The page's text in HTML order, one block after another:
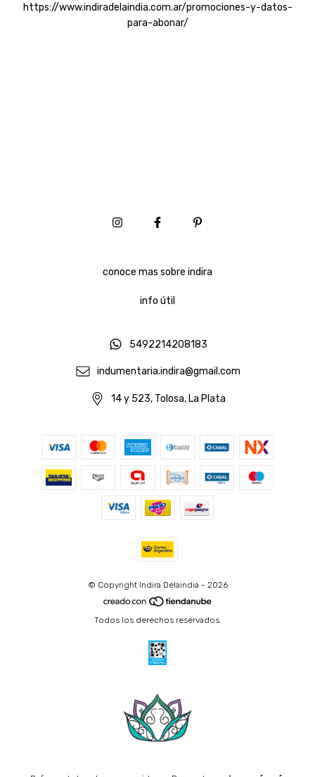
https://www.indiradelaindia.com.ar/promociones-y-datos-
para-abonar/
conoce mas sobre indira
info útil
5492214208183
indumentaria.indira@gmail.com
14 y 523, Tolosa, La Plata
© Copyright Indira Delaindia - 2026
Todos los derechos reservados.